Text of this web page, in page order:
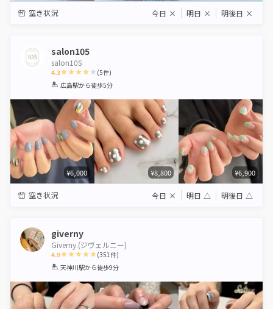
空き状況 今日 × 明日 × 明後日 ×
salon105
salon105
4.3
1 2 3 4 5
(5件)
広島駅から徒歩5分
¥6,000 ¥8,800 ¥6,900
空き状況 今日 × 明日 △ 明後日 △
giverny
Giverny.(ジヴェルニー)
4.9
1 2 3 4 5
(351件)
天神川駅から徒歩9分